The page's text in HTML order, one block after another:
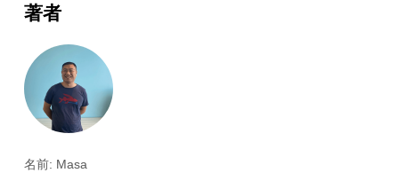
著者
名前: Masa